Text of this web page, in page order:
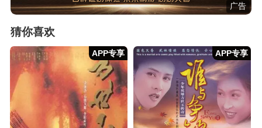
广告
猜你喜欢
APP专享 APP专享